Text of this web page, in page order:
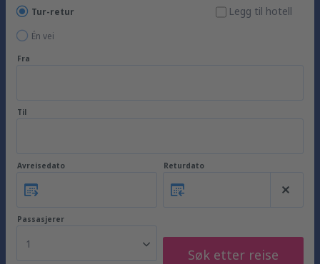
Tur-retur
Én vei
Legg til hotell
Fra
Til
Avreisedato Returdato
Passasjerer
1
Søk etter reise